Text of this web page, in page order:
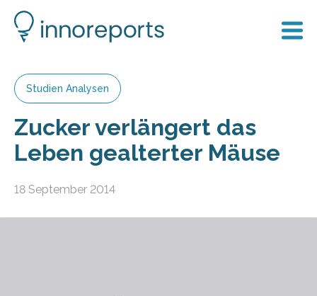
Studien Analysen
Zucker verlängert das
Leben gealterter Mäuse
18 September 2014